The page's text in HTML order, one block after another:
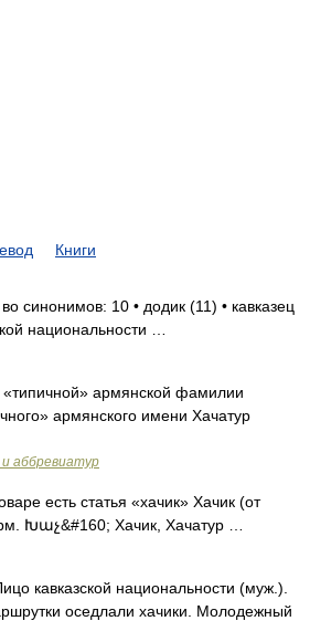
Книги
синонимов: 10 • додик (11) • кавказец
национальности …
армянской фамилии
армянского имени Хачатур
аббревиатур
есть статья «хачик» Хачик (от
Խաչ&#160; Хачик, Хачатур …
кавказской национальности (муж.).
оседлали хачики. Молодежный